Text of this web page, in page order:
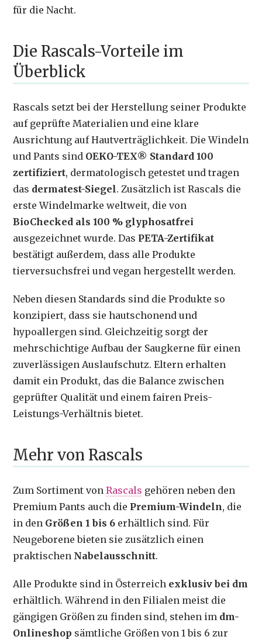
für die Nacht.
Die Rascals-Vorteile im
Überblick
Rascals setzt bei der Herstellung seiner Produkte
auf geprüfte Materialien und eine klare
Ausrichtung auf Hautverträglichkeit. Die Windeln
und Pants sind OEKO-TEX® Standard 100
zertifiziert, dermatologisch getestet und tragen
das dermatest-Siegel. Zusätzlich ist Rascals die
erste Windelmarke weltweit, die von
BioChecked als 100 % glyphosatfrei
ausgezeichnet wurde. Das PETA-Zertifikat
bestätigt außerdem, dass alle Produkte
tierversuchsfrei und vegan hergestellt werden.
Neben diesen Standards sind die Produkte so
konzipiert, dass sie hautschonend und
hypoallergen sind. Gleichzeitig sorgt der
mehrschichtige Aufbau der Saugkerne für einen
zuverlässigen Auslaufschutz. Eltern erhalten
damit ein Produkt, das die Balance zwischen
geprüfter Qualität und einem fairen Preis-
Leistungs-Verhältnis bietet.
Mehr von Rascals
Zum Sortiment vonRascals gehören neben den
Premium Pants auch die Premium-Windeln, die
in den Größen 1 bis 6 erhältlich sind. Für
Neugeborene bieten sie zusätzlich einen
praktischen Nabelausschnitt.
Alle Produkte sind in Österreich exklusiv bei dm
erhältlich. Während in den Filialen meist die
gängigen Größen zu finden sind, stehen im dm-
Onlineshop sämtliche Größen von 1 bis 6 zur